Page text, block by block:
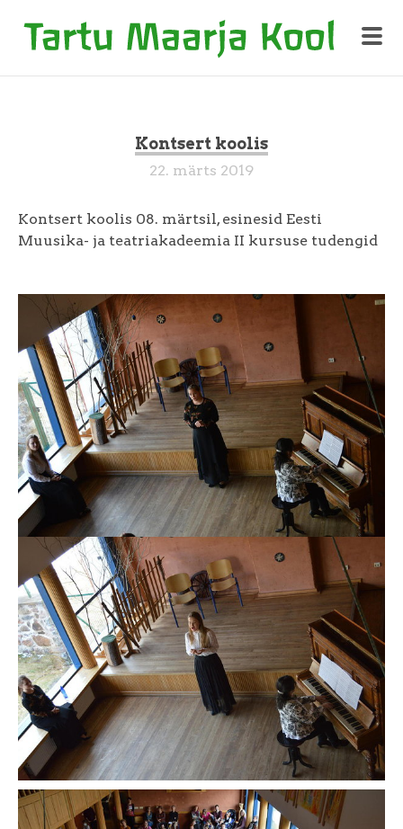
Kontsert koolis
22. märts 2019
Kontsert koolis 08. märtsil, esinesid Eesti
Muusika- ja teatriakadeemia II kursuse tudengid